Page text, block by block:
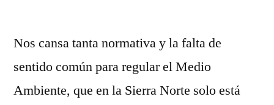
Nos cansa tanta normativa y la falta de
sentido común para regular el Medio
Ambiente, que en la Sierra Norte solo está